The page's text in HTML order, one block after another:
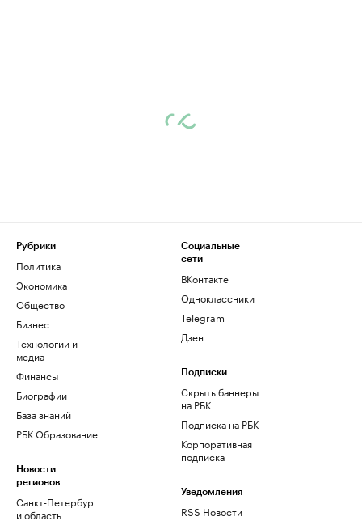
Рубрики
Политика
Экономика
Общество
Бизнес
Технологии и
медиа
Финансы
Биографии
База знаний
РБК Образование
Новости
регионов
Санкт-Петербург
и область
Социальные
сети
ВКонтакте
Одноклассники
Telegram
Дзен
Подписки
Скрыть баннеры
на РБК
Подписка на РБК
Корпоративная
подписка
Уведомления
RSS Новости